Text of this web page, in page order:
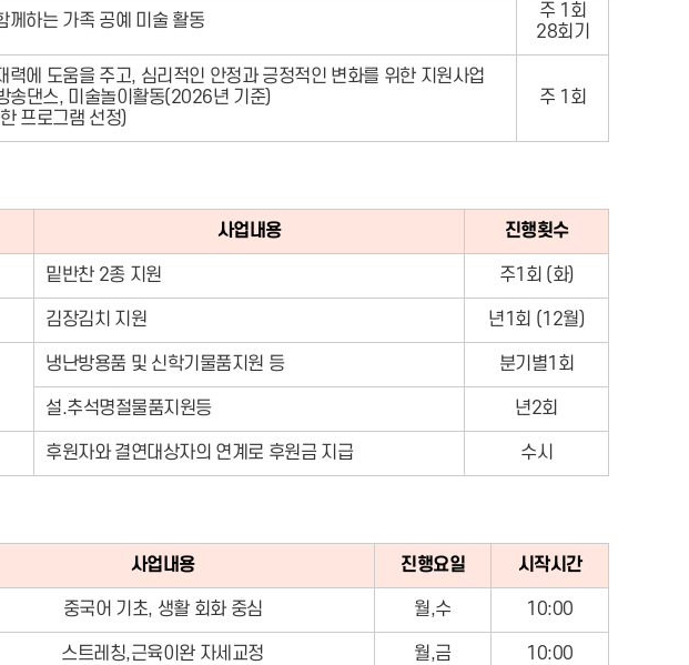
께하는 가족 공예 미술 활동
주 1회
28회기
력에 도움을 주고, 심리적인 안정과 긍정적인 변화를 위한 지원사업
송댄스, 미술놀이활동(2026년 기준)
프로그램 선정)
주 1회
사업내용 진행횟수
밑반찬 2종 지원 주1회 (화)
김장김치 지원 년1회 (12월)
냉난방용품 및 신학기물품지원 등 분기별1회
설.추석명절물품지원등 년2회
후원자와 결연대상자의 연계로 후원금 지급 수시
사업내용 진행요일 시작시간
중국어 기초, 생활 회화 중심 월,수 10:00
스트레칭,근육이완 자세교정 월,금 10:00